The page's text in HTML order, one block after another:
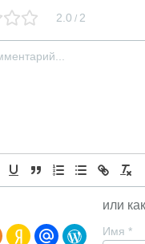
2.0 / 2
или
Имя *